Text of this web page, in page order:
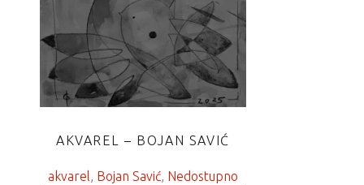
AKVAREL – BOJAN SAVIĆ
akvarel, Bojan Savić, Nedostupno